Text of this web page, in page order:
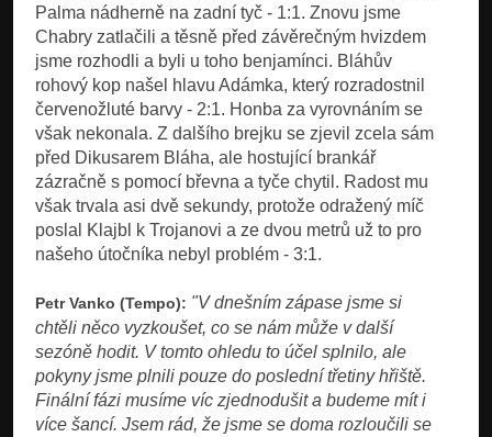
Palma nádherně na zadní tyč - 1:1. Znovu jsme
Chabry zatlačili a těsně před závěrečným hvizdem
jsme rozhodli a byli u toho benjamínci. Bláhův
rohový kop našel hlavu Adámka, který rozradostnil
červenožluté barvy - 2:1. Honba za vyrovnáním se
však nekonala. Z dalšího brejku se zjevil zcela sám
před Dikusarem Bláha, ale hostující brankář
zázračně s pomocí břevna a tyče chytil. Radost mu
však trvala asi dvě sekundy, protože odražený míč
poslal Klajbl k Trojanovi a ze dvou metrů už to pro
našeho útočníka nebyl problém - 3:1.
Petr Vanko (Tempo): "V dnešním zápase jsme si
chtěli něco vyzkoušet, co se nám může v další
sezóně hodit. V tomto ohledu to účel splnilo, ale
pokyny jsme plnili pouze do poslední třetiny hřiště.
Finální fázi musíme víc zjednodušit a budeme mít i
více šancí. Jsem rád, že jsme se doma rozloučili se